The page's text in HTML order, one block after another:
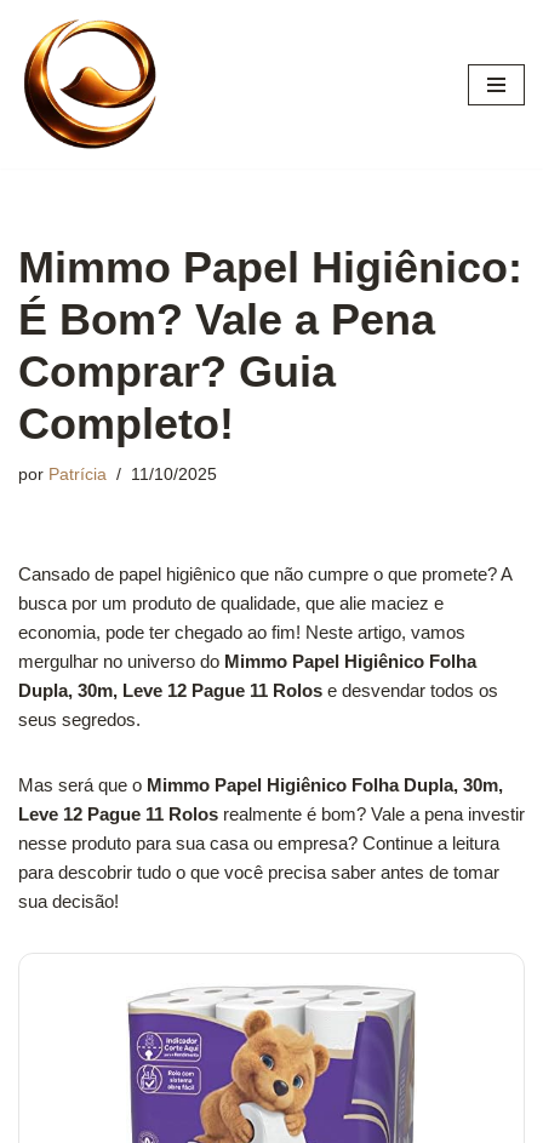
Pular
para
conteúdo
Mimmo Papel Higiênico:
É Bom? Vale a Pena
Comprar? Guia
Completo!
por Patrícia 11/10/2025
Cansado de papel higiênico que não cumpre o que promete? A
busca por um produto de qualidade, que alie maciez e
economia, pode ter chegado ao fim! Neste artigo, vamos
mergulhar no universo do Mimmo Papel Higiênico Folha
Dupla, 30m, Leve 12 Pague 11 Rolos e desvendar todos os
seus segredos.
Mas será que o Mimmo Papel Higiênico Folha Dupla, 30m,
Leve 12 Pague 11 Rolos realmente é bom? Vale a pena investir
nesse produto para sua casa ou empresa? Continue a leitura
para descobrir tudo o que você precisa saber antes de tomar
sua decisão!